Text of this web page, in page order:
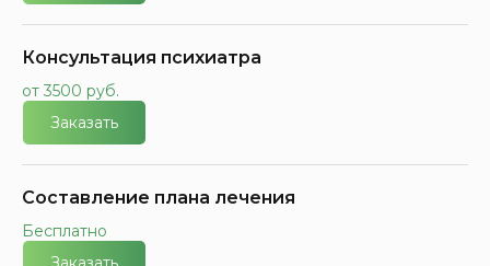
Консультация психиатра
от 3500 руб.
Заказать
Составление плана лечения
Бесплатно